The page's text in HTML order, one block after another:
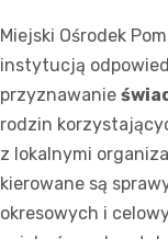
Miejski Ośrodek
instytucją
przyznawanie
rodzin
z lokalnymi
kierowane są
okresowych i